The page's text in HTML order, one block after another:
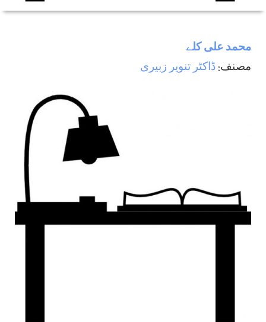
محمد علی كلے
مصنف:ڈاكٹر تنوير زبيری